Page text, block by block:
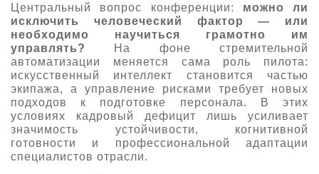
Центральный вопрос конференции: можно ли
исключить человеческий фактор — или
необходимо научиться грамотно им
управлять?
На фоне стремительной
автоматизации меняется сама роль пилота:
искусственный интеллект становится частью
экипажа, а управление рисками требует новых
подходов к подготовке персонала. В этих
условиях кадровый дефицит лишь усиливает
значимость устойчивости, когнитивной
готовности и профессиональной адаптации
специалистов отрасли.